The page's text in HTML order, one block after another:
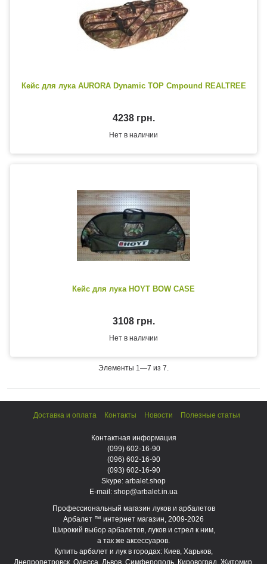
Кейс для лука AURORA Dynamic TOP Cmpound REALTREE
4238 грн.
Нет в наличии
Кейс для лука HOYT BOW CASE
3108 грн.
Нет в наличии
Элементы 1—7 из 7.
Профессиональный магазин луков и арбалетов
Арбалет ™ интернет магазин, 2009-2026
Широкий выбор арбалетов, луков и стрел к ним,
а так же аксессуаров.
Купить арбалет и лук в городах: Киев, Харьков,
Днепропетровск, Одесса, Львов, Симферополь, Кировоград, Житомир,
Доставка и оплата Контакты Новости Полезные статьи
Контактная информация
(099) 602-16-90
(096) 602-16-90
(093) 602-16-90
Skype: arbalet.shop
E-mail: shop@arbalet.in.ua